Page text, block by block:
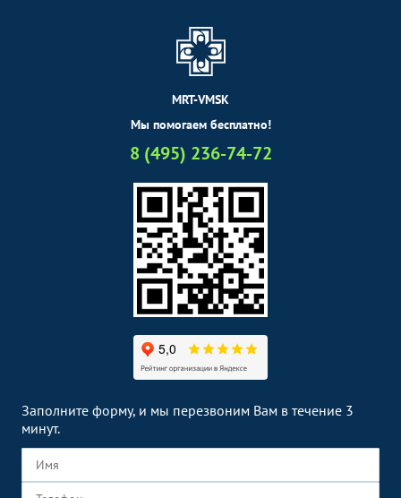
MRT-VMSK
Мы помогаем бесплатно!
8 (495) 236-74-72
Заполните форму, и мы перезвоним Вам в течение 3
минут.